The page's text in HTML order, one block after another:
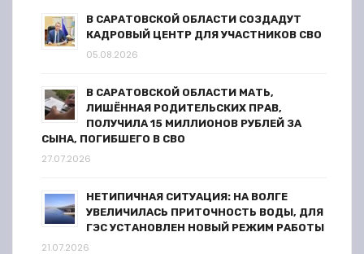
В САРАТОВСКОЙ ОБЛАСТИ СОЗДАДУТ
КАДРОВЫЙ ЦЕНТР ДЛЯ УЧАСТНИКОВ СВО
05.08.2026
В САРАТОВСКОЙ ОБЛАСТИ МАТЬ,
ЛИШЁННАЯ РОДИТЕЛЬСКИХ ПРАВ,
ПОЛУЧИЛА 15 МИЛЛИОНОВ РУБЛЕЙ ЗА
СЫНА, ПОГИБШЕГО В СВО
27.07.2026
НЕТИПИЧНАЯ СИТУАЦИЯ: НА ВОЛГЕ
УВЕЛИЧИЛАСЬ ПРИТОЧНОСТЬ ВОДЫ, ДЛЯ
ГЭС УСТАНОВЛЕН НОВЫЙ РЕЖИМ РАБОТЫ
21.07.2026